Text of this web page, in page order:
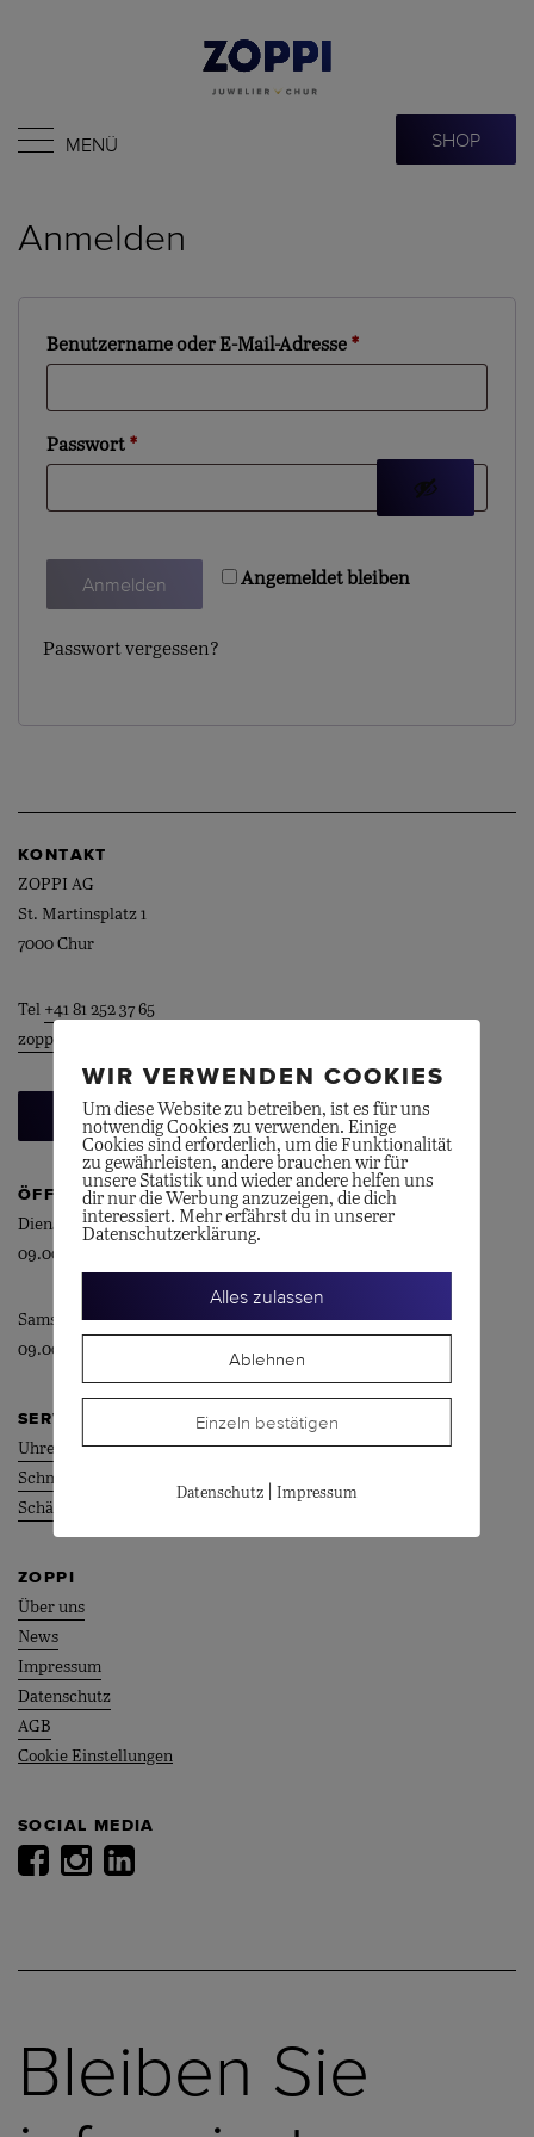
MENÜ SHOP
Anmelden
Benutzername oder E-Mail-Adresse *
Passwort *
Angemeldet bleiben
Anmelden
Passwort vergessen?
KONTAKT
ZOPPI AG
St. Martinsplatz 1
7000 Chur
Tel +41 81 252 37 65
zoppi@zoppi.swiss
Beratungstermin vereinbaren
ÖFFNUNGSZEITEN
Dienstag – Freitag
09.00 – 18.30 Uhr
Samstag
09.00 – 16.30 Uhr
SERVICE
Uhrenservice
Schmuckservice
Schätzungen
ZOPPI
Über uns
News
Impressum
Datenschutz
AGB
Cookie Einstellungen
SOCIAL MEDIA
Bleiben Sie
WIR VERWENDEN COOKIES
Um diese Website zu betreiben, ist es für uns
notwendig Cookies zu verwenden. Einige
Cookies sind erforderlich, um die Funktionalität
zu gewährleisten, andere brauchen wir für
unsere Statistik und wieder andere helfen uns
dir nur die Werbung anzuzeigen, die dich
interessiert. Mehr erfährst du in unserer
Datenschutzerklärung.
Alles zulassen
Ablehnen
Einzeln bestätigen
Datenschutz| Impressum